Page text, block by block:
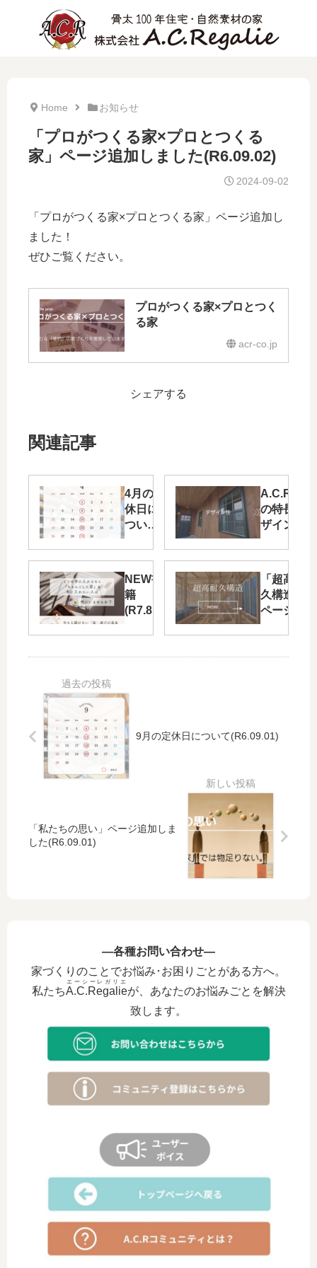
Home お知らせ
「プロがつくる家×プロとつくる
家」ページ追加しました(R6.09.02)
2024-09-02
「プロがつくる家×プロとつくる家」ページ追加し
ました！
ぜひご覧ください。
プロがつくる家×プロとつく
る家
acr-co.jp
シェアする
関連記事
4月の定
休日に
ついて
の特長 デ
ザイン性(
壁素材塗り
した
NEW書
籍
(R7.8.7)
「超高耐
久構造」
ページ追
加しまし
(R6.08.03)
9月の定休日について(R6.09.01)
「私たちの思い」ページ追加しま
した(R6.09.01)
―各種お問い合わせ―
家づくりのことでお悩み･お困りごとがある方へ。
私たちA.C.Regalie
エーシーレガリエ
が、あなたのお悩みごとを解決
致します。